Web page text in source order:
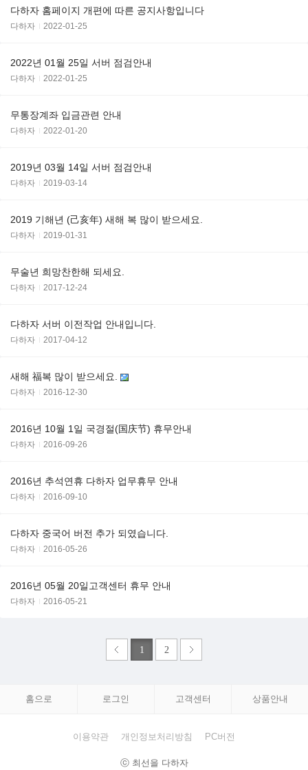
다하자 홈페이지 개편에 따른 공지사항입니다
다하자 2022-01-25
2022년 01월 25일 서버 점검안내
다하자 2022-01-25
무통장계좌 입금관련 안내
다하자 2022-01-20
2019년 03월 14일 서버 점검안내
다하자 2019-03-14
2019 기해년 (己亥年) 새해 복 많이 받으세요.
다하자 2019-01-31
무술년 희망찬한해 되세요.
다하자 2017-12-24
다하자 서버 이전작업 안내입니다.
다하자 2017-04-12
새해 福복 많이 받으세요.
다하자 2016-12-30
2016년 10월 1일 국경절(国庆节) 휴무안내
다하자 2016-09-26
2016년 추석연휴 다하자 업무휴무 안내
다하자 2016-09-10
다하자 중국어 버전 추가 되였습니다.
다하자 2016-05-26
2016년 05월 20일고객센터 휴무 안내
다하자 2016-05-21
1 2
홈으로 로그인 고객센터 상품안내
이용약관 개인정보처리방침 PC버전
ⓒ 최선을 다하자